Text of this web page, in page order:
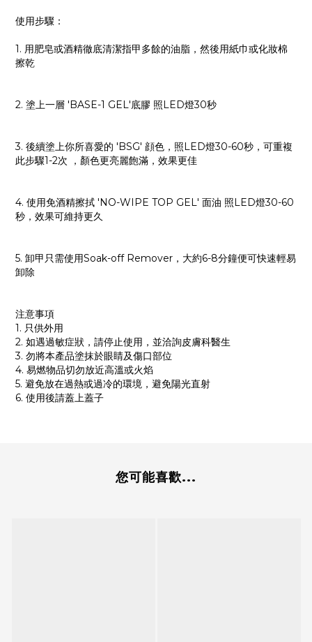
使用步驟：
1. 用肥皂或酒精徹底清潔指甲多餘的油脂，然後用紙巾或化妝棉
擦乾
2. 塗上一層 'BASE-1 GEL'底膠 照LED燈30秒
3. 後續塗上你所喜愛的 'BSG' 顔色，照LED燈30-60秒，可重複
此步驟1-2次 ，顏色更亮麗飽滿，效果更佳
4. 使用免酒精擦拭 'NO-WIPE TOP GEL' 面油 照LED燈30-60
秒，效果可維持更久
5. 卸甲只需使用Soak-off Remover，大約6-8分鐘便可快速輕易
卸除
注意事項
1. 只供外用
2. 如遇過敏症狀，請停止使用，並洽詢皮膚科醫生
3. 勿將本產品塗抹於眼睛及傷口部位
4. 易燃物品切勿放近高溫或火焰
5. 避免放在過熱或過冷的環境，避免陽光直射
6. 使用後請蓋上蓋子
您可能喜歡...